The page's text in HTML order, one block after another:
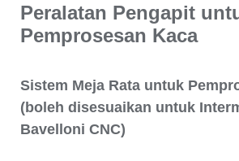
Peralatan Pengapit
Pemprosesan Kaca
Sistem Meja Rata untuk
(boleh disesuaikan untuk
Bavelloni CNC)